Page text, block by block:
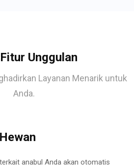
Unggulan
Layanan Menarik untuk
Anda.
anabul Anda akan otomatis